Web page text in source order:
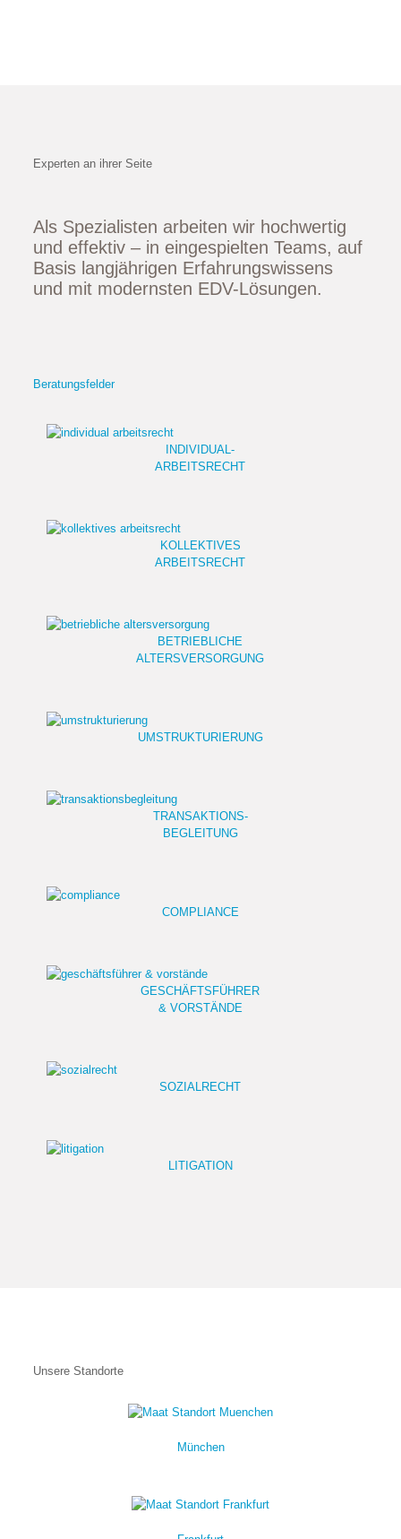
Experten an ihrer Seite
Als Spezialisten arbeiten wir hochwertig
und effektiv – in eingespielten Teams, auf
Basis langjährigen Erfahrungswissens
und mit modernsten EDV-Lösungen.
Beratungsfelder
INDIVIDUAL-
ARBEITSRECHT
KOLLEKTIVES
ARBEITSRECHT
BETRIEBLICHE
ALTERSVERSORGUNG
UMSTRUKTURIERUNG
TRANSAKTIONS-
BEGLEITUNG
COMPLIANCE
GESCHÄFTSFÜHRER
& VORSTÄNDE
SOZIALRECHT
LITIGATION
Unsere Standorte
München